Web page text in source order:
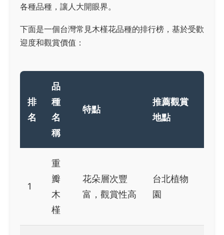
各種品種，讓人大開眼界。
下面是一個台灣常見木槿花品種的排行榜，基於受歡
迎度和觀賞價值：
排
名
品
種
名
稱
特點
推薦觀賞
地點
1
重
瓣
木
槿
花朵層次豐
富，觀賞性高
台北植物
園